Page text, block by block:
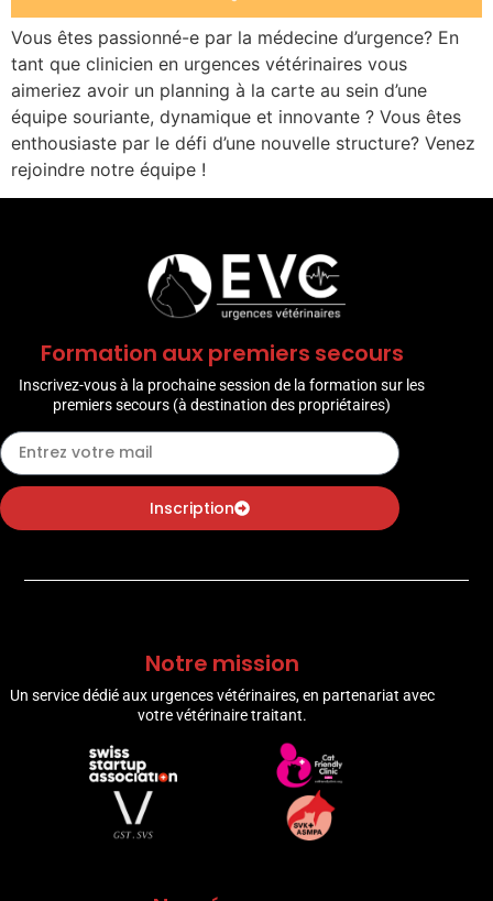
Vous êtes passionné-e par la médecine d’urgence? En
tant que clinicien en urgences vétérinaires vous
aimeriez avoir un planning à la carte au sein d’une
équipe souriante, dynamique et innovante ? Vous êtes
enthousiaste par le défi d’une nouvelle structure? Venez
rejoindre notre équipe !
Formation aux premiers secours
Inscrivez-vous à la prochaine session de la formation sur les
premiers secours (à destination des propriétaires)
Inscription
Notre mission
Un service dédié aux urgences vétérinaires, en partenariat avec
votre vétérinaire traitant.